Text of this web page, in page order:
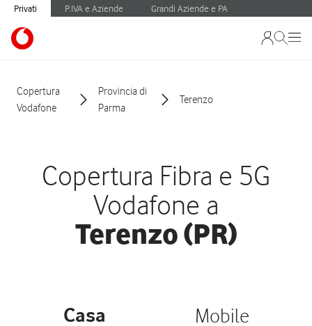
Privati P.IVA e Aziende Grandi Aziende e PA
Copertura
Vodafone
Provincia di
Parma
Terenzo
Copertura Fibra e 5G
Vodafone a
Terenzo (PR)
Casa Mobile